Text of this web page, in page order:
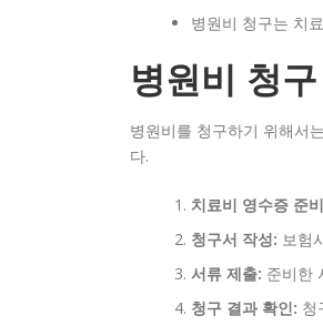
병원비 청구는 치
병원비 청
병원비를 청구하기 위해서
다.
치료비 영수증 준
청구서 작성: 보험
서류 제출: 준비한
청구 결과 확인: 청